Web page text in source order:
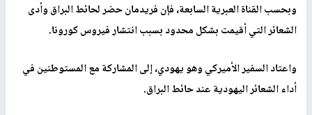
وبحسب القناة العبرية السابعة، فإن فريدمان حضر لحائط البراق وأدى
الشعائر التي أقيمت بشكل محدود بسبب انتشار فيروس كورونا.
واعتاد السفير الأميركي وهو يهودي، إلى المشاركة مع المستوطنين في
أداء الشعائر اليهودية عند حائط البراق.